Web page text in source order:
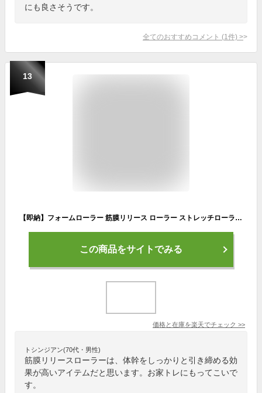
にも良さそうです。
全てのおすすめコメント (1 件) >
13
【即納】フォームローラー 筋膜リリース ローラー ストレッチローラー ヨガローラー ストレッチ 筋膜 ヨガ 器具 ロング 45cm マッサージ ヨガポール ポールダイエット 体幹 凹凸 背中 猫背 お腹 痩せ 内もも くびれ 腹筋 マシン 太もも 二の腕 骨盤 引き締め
この商品をサイトでみる
価格と在庫を楽天でチェック >>
トシンジアン(70代・男性)
筋膜リリースローラーは、体幹をしっかりと引き締める効
果が高いアイテムだと思います。お家トレにもってこいで
す。